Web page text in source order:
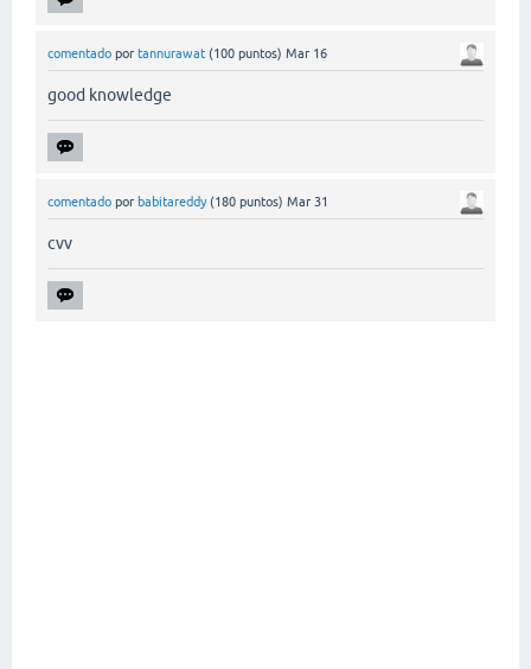
comentado por tannurawat (100 puntos) Mar 16
good knowledge
comentado por babitareddy (180 puntos) Mar 31
cvv